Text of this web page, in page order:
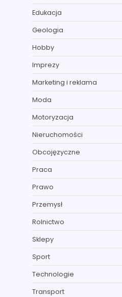
Edukacja
Geologia
Hobby
Imprezy
Marketing i reklama
Moda
Motoryzacja
Nieruchomości
Obcojęzyczne
Praca
Prawo
Przemysł
Rolnictwo
Sklepy
Sport
Technologie
Transport